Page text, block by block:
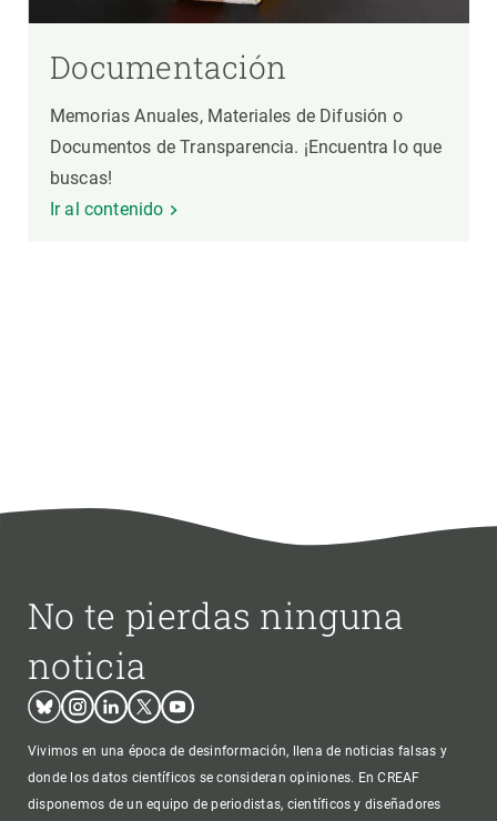
Documentación
Memorias Anuales, Materiales de Difusión o
Documentos de Transparencia. ¡Encuentra lo que
buscas!
Ir al contenido
No te pierdas ninguna
noticia
BlueskyInstagram
LinkedinTwitterYoutube
Vivimos en una época de desinformación, llena de noticias falsas y
donde los datos científicos se consideran opiniones. En CREAF
disponemos de un equipo de periodistas, científicos y diseñadores